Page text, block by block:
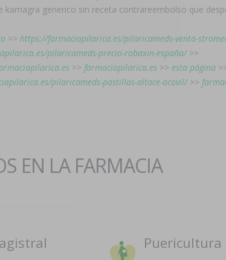
generico sin receta contrareembolso que
>> https://farmaciapilarica.es/pilaricameds-venta-
pilaricameds-precio-robaxin-españa/>>
>> farmaciapilarica.es >> esta página
pilaricameds-pastillas-altace-acovil/>>
EN LA FARMACIA
Puericultura